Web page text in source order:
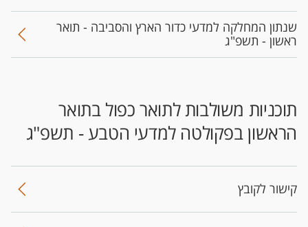
שנתון המחלקה למדעי כדור הארץ והסביבה - תואר
ראשון - תשפ"ג
​תוכניות משולבות לתואר כפול בתואר
הראשון בפקולטה למדעי הטבע - תשפ"ג
קישור לקובץ